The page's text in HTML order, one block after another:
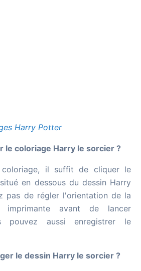
Harry Potter
le coloriage Harry le sorcier ?
coloriage, il suffit de cliquer le
en dessous du dessin Harry
pas de régler l'orientation de la
avant de lancer
pouvez aussi enregistrer le
le dessin Harry le sorcier ?